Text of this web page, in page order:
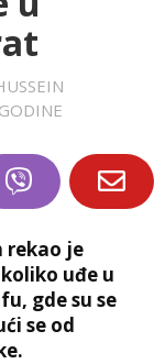
rekao je
uđe u
gde su se
se od